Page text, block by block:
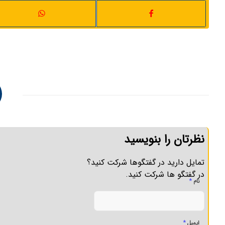
نظرتان را بنویسید
تمایل دارید در گفتگوها شرکت کنید؟
در گفتگو ها شرکت کنید.
نام *
ایمیل*